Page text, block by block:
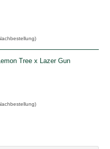
Tree x Lazer Gun